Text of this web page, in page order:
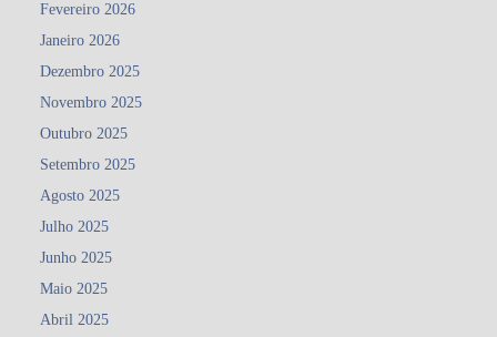
Fevereiro 2026
Janeiro 2026
Dezembro 2025
Novembro 2025
Outubro 2025
Setembro 2025
Agosto 2025
Julho 2025
Junho 2025
Maio 2025
Abril 2025